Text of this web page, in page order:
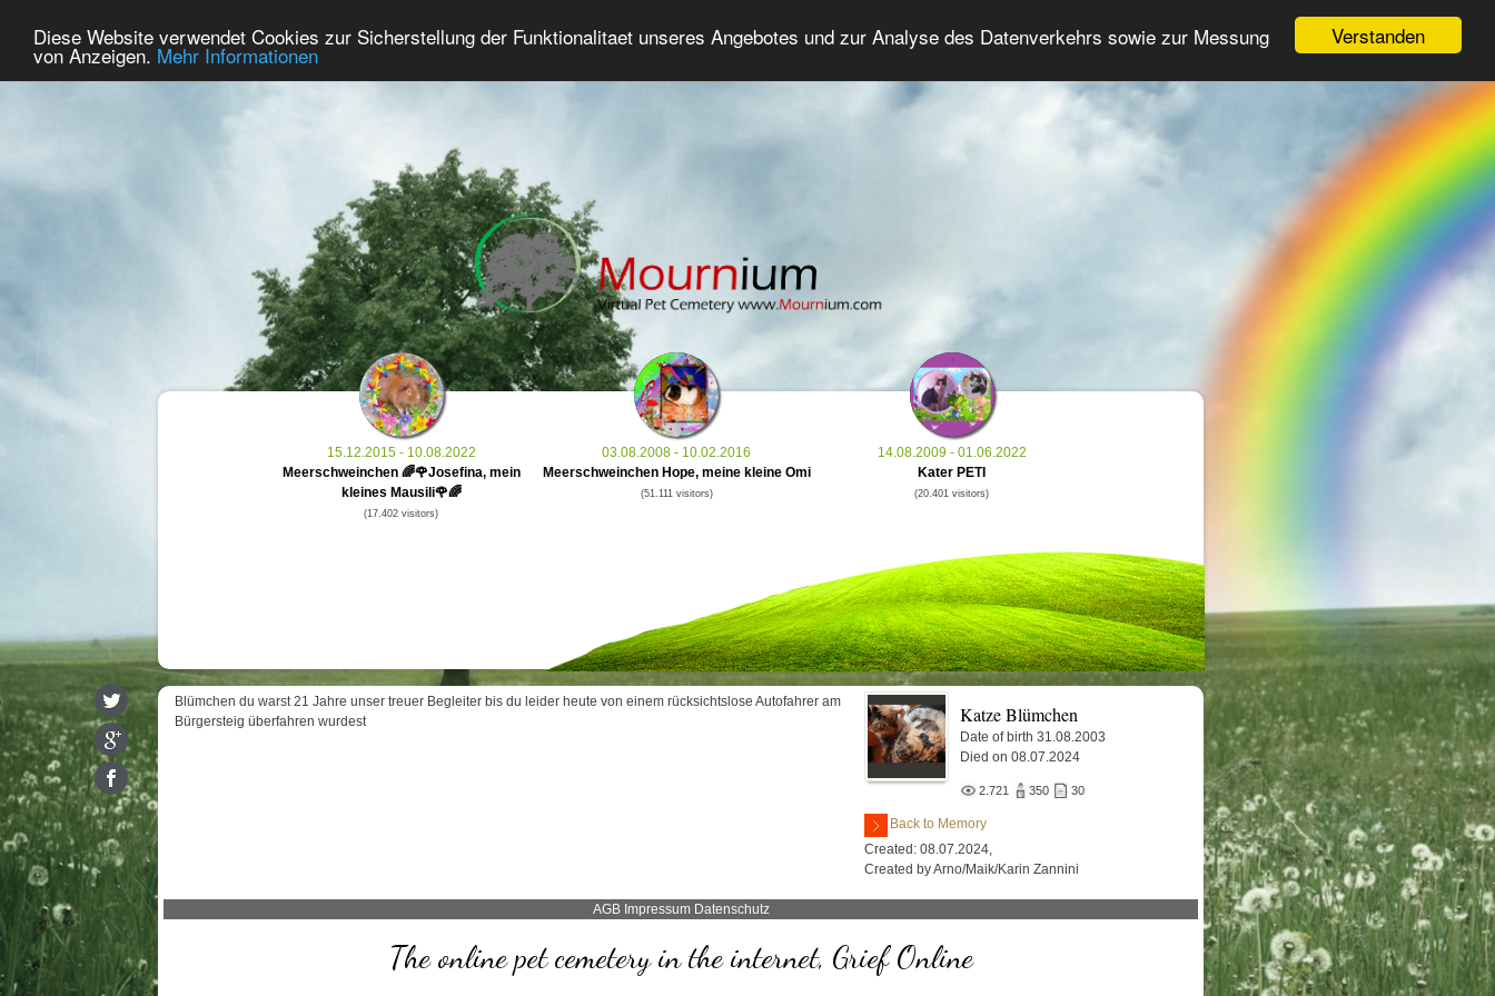
Verstanden
Diese Website verwendet Cookies zur Sicherstellung der Funktionalitaet unseres Angebotes und zur Analyse des Datenverkehrs sowie zur Messung
von Anzeigen. Mehr Informationen
Home Premium Commemorate Grief Pet Forum Advanced Search Login/Register
15.12.2015 - 10.08.2022
Meerschweinchen 🌈🌹Josefina, mein
kleines Mausili🌹🌈
(17.402 visitors)
03.08.2008 - 10.02.2016
Meerschweinchen Hope, meine kleine Omi
(51.111 visitors)
14.08.2009 - 01.06.2022
Kater PETI
(20.401 visitors)
Blümchen du warst 21 Jahre unser treuer Begleiter bis du leider heute von einem rücksichtslose Autofahrer am
Bürgersteig überfahren wurdest
Katze Blümchen
Date of birth 31.08.2003
Died on 08.07.2024
2.721 350 30
Back to Memory
Created: 08.07.2024,
Created by Arno/Maik/Karin Zannini
AGB Impressum Datenschutz
The online pet cemetery in the internet, Grief Online